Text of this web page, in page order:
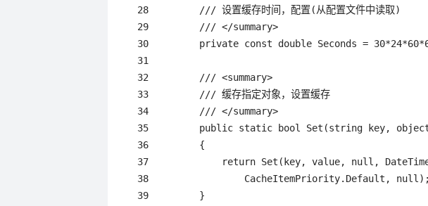
28         /// 设置缓存时间，配置(从配置文件中读取)
29         /// </summary>
30         private const double Seconds =
31
32         /// <summary>
33         /// 缓存指定对象，设置缓存
34         /// </summary>
35         public static bool Set(string key,
36         {
37             return Set(key, value, null,
38                 CacheItemPriority.Default, null);
39         }